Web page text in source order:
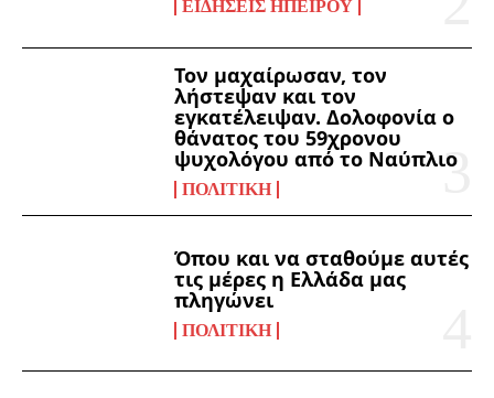
ΕΙΔΉΣΕΙΣ ΗΠΕΊΡΟΥ
Τον μαχαίρωσαν, τον
λήστεψαν και τον
εγκατέλειψαν. Δολοφονία ο
θάνατος του 59χρονου
ψυχολόγου από το Ναύπλιο
ΠΟΛΙΤΙΚΉ
Όπου και να σταθούμε αυτές
τις μέρες η Ελλάδα μας
πληγώνει
ΠΟΛΙΤΙΚΉ